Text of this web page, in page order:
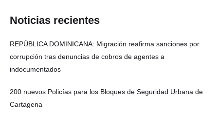
Noticias recientes
REPÚBLICA DOMINICANA: Migración reafirma sanciones por
corrupción tras denuncias de cobros de agentes a
indocumentados
200 nuevos Policías para los Bloques de Seguridad Urbana de
Cartagena